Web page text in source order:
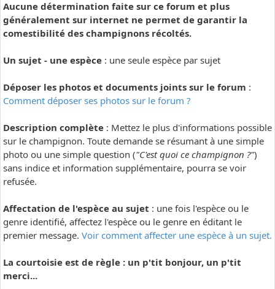
Aucune détermination faite sur ce forum et plus
généralement sur internet ne permet de garantir la
comestibilité des champignons récoltés.
Un sujet - une espèce : une seule espèce par sujet
Déposer les photos et documents joints sur le forum :
Comment déposer ses photos sur le forum ?
Description complète : Mettez le plus d'informations possible
sur le champignon. Toute demande se résumant à une simple
photo ou une simple question ("C'est quoi ce champignon ?")
sans indice et information supplémentaire, pourra se voir
refusée.
Affectation de l'espèce au sujet : une fois l'espèce ou le
genre identifié, affectez l'espèce ou le genre en éditant le
premier message. Voir comment affecter une espèce à un sujet.
La courtoisie est de règle : un p'tit bonjour, un p'tit
merci...